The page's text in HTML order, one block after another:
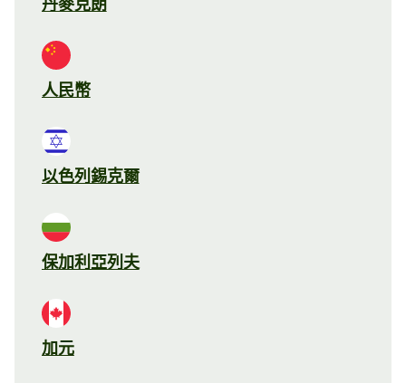
丹麥克朗
人民幣
以色列錫克爾
保加利亞列夫
加元